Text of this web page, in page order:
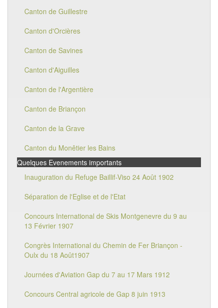
Canton de Guillestre
Canton d'Orcières
Canton de Savines
Canton d'Aiguilles
Canton de l'Argentière
Canton de Briançon
Canton de la Grave
Canton du Monêtier les Bains
Quelques Evenements importants
Inauguration du Refuge Baillif-Viso 24 Août 1902
Séparation de l'Eglise et de l'Etat
Concours International de Skis Montgenevre du 9 au
13 Février 1907
Congrès International du Chemin de Fer Briançon -
Oulx du 18 Août1907
Journées d'Aviation Gap du 7 au 17 Mars 1912
Concours Central agricole de Gap 8 juin 1913